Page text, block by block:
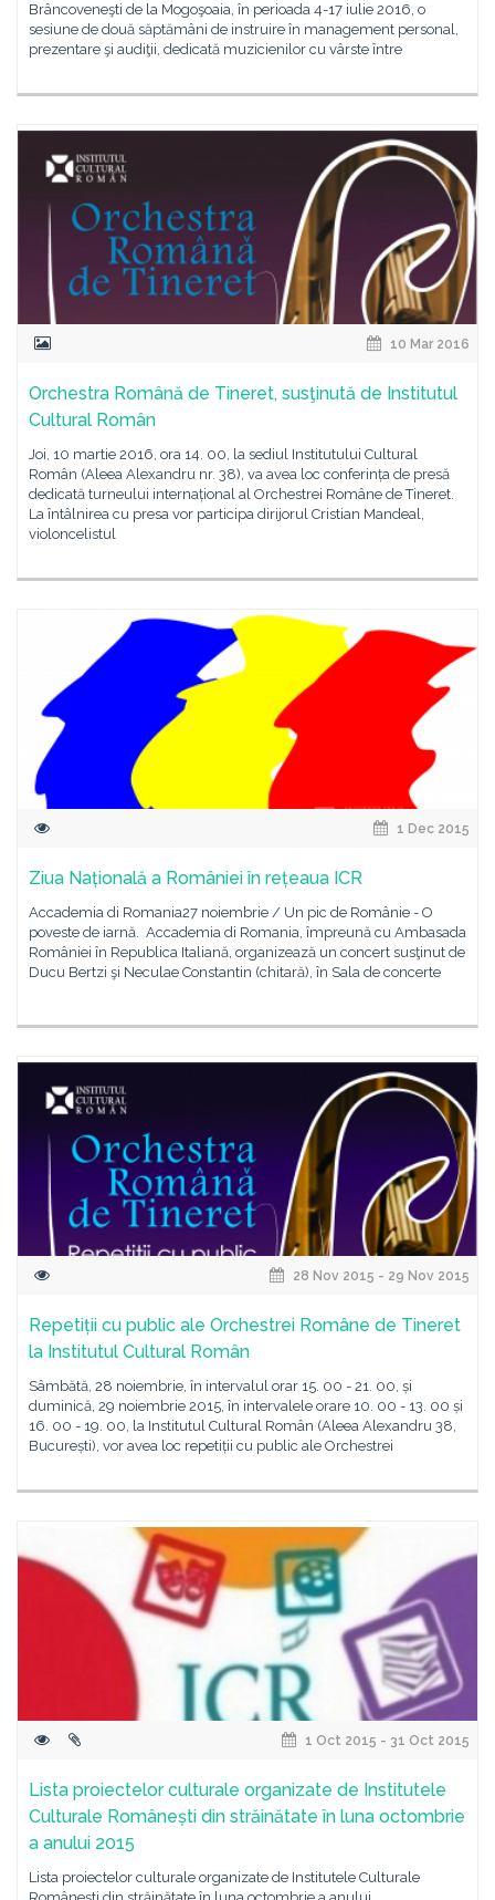
Brâncoveneşti de la Mogoşoaia, în perioada 4-17 iulie 2016, o
sesiune de două săptămâni de instruire în management personal,
prezentare şi audiţii, dedicată muzicienilor cu vârste între
10 Mar 2016
Orchestra Română de Tineret, susţinută de Institutul
Cultural Român
Joi, 10 martie 2016, ora 14. 00, la sediul Institutului Cultural
Român (Aleea Alexandru nr. 38), va avea loc conferința de presă
dedicată turneului internațional al Orchestrei Române de Tineret.
La întâlnirea cu presa vor participa dirijorul Cristian Mandeal,
violoncelistul
1 Dec 2015
Ziua Națională a României în rețeaua ICR
Accademia di Romania27 noiembrie / Un pic de Românie - O
poveste de iarnă. Accademia di Romania, împreună cu Ambasada
României în Republica Italiană, organizează un concert susţinut de
Ducu Bertzi şi Neculae Constantin (chitară), în Sala de concerte
28 Nov 2015 - 29 Nov 2015
Repetiții cu public ale Orchestrei Române de Tineret
la Institutul Cultural Român
Sâmbătă, 28 noiembrie, în intervalul orar 15. 00 - 21. 00, și
duminică, 29 noiembrie 2015, în intervalele orare 10. 00 - 13. 00 și
16. 00 - 19. 00, la Institutul Cultural Român (Aleea Alexandru 38,
București), vor avea loc repetiții cu public ale Orchestrei
1 Oct 2015 - 31 Oct 2015
Lista proiectelor culturale organizate de Institutele
Culturale Românești din străinătate în luna octombrie
a anului 2015
Lista proiectelor culturale organizate de Institutele Culturale